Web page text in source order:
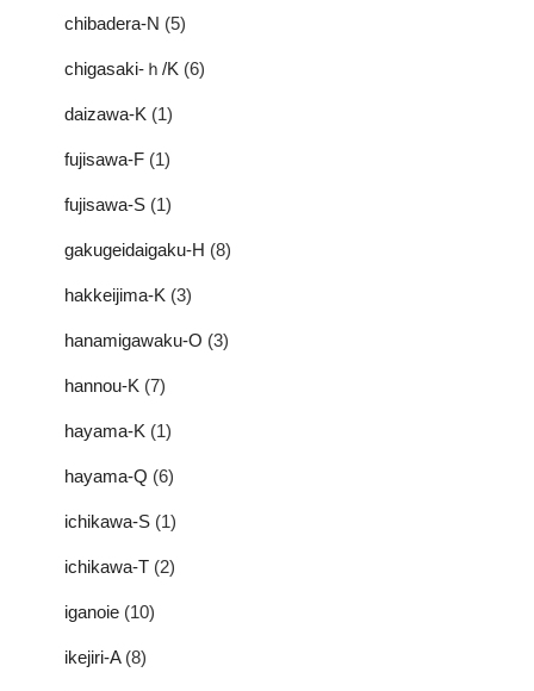
chibadera-N (5)
chigasaki-ｈ/K (6)
daizawa-K (1)
fujisawa-F (1)
fujisawa-S (1)
gakugeidaigaku-H (8)
hakkeijima-K (3)
hanamigawaku-O (3)
hannou-K (7)
hayama-K (1)
hayama-Q (6)
ichikawa-S (1)
ichikawa-T (2)
iganoie (10)
ikejiri-A(8)